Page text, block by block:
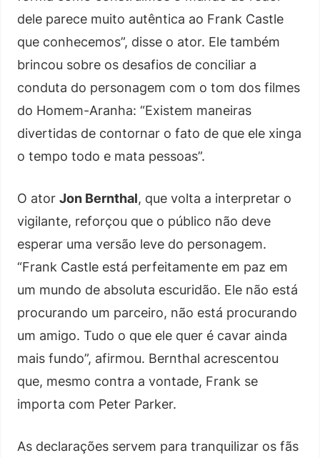
dele parece muito autêntica ao Frank Castle
que conhecemos”, disse o ator. Ele também
brincou sobre os desafios de conciliar a
conduta do personagem com o tom dos filmes
do Homem-Aranha: “Existem maneiras
divertidas de contornar o fato de que ele xinga
o tempo todo e mata pessoas”.
O ator Jon Bernthal, que volta a interpretar o
vigilante, reforçou que o público não deve
esperar uma versão leve do personagem.
“Frank Castle está perfeitamente em paz em
um mundo de absoluta escuridão. Ele não está
procurando um parceiro, não está procurando
um amigo. Tudo o que ele quer é cavar ainda
mais fundo”, afirmou. Bernthal acrescentou
que, mesmo contra a vontade, Frank se
importa com Peter Parker.
As declarações servem para tranquilizar os fãs